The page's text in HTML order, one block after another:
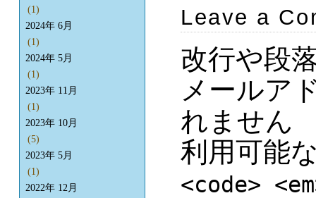
Leave a
改行や段
メールア
れません
利用可能
<code>
(1)
2024年 6月
(1)
2024年 5月
(1)
2023年 11月
(1)
2023年 10月
(5)
2023年 5月
(1)
2022年 12月